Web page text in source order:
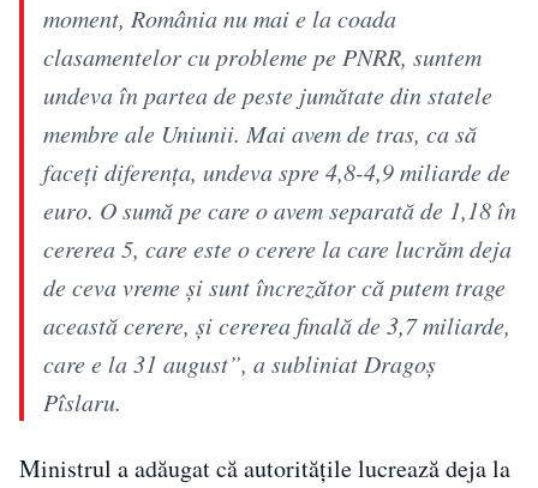
moment, România nu mai e la coada
clasamentelor cu probleme pe PNRR, suntem
undeva în partea de peste jumătate din statele
membre ale Uniunii. Mai avem de tras, ca să
faceţi diferenţa, undeva spre 4,8-4,9 miliarde de
euro. O sumă pe care o avem separată de 1,18 în
cererea 5, care este o cerere la care lucrăm deja
de ceva vreme şi sunt încrezător că putem trage
această cerere, şi cererea finală de 3,7 miliarde,
care e la 31 august”, a subliniat Dragoș
Pîslaru.
Ministrul a adăugat că autoritățile lucrează deja la